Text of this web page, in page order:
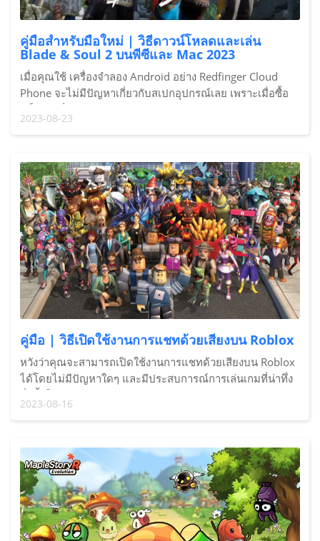
คู่มือสำหรับมือใหม่ | วิธีดาวน์โหลดและเล่น
Blade & Soul 2 บนพีซีและ Mac 2023
เมื่อคุณใช้ เครื่องจำลอง Android อย่าง Redfinger Cloud
Phone จะไม่มีปัญหาเกี่ยวกับสเปกอุปกรณ์เลย เพราะเมื่อซื้อ
แพ็คเกจที่เหมาะสมสำหรับการเล่น Blade & Soul 2 สเปก
อุปกรณ์จะไม่มีขีดจำกัดใดๆ เลย แม้แต่กับอุปกรณ์สเปกต่ำ
2023-08-23
คู่มือ | วิธีเปิดใช้งานการแชทด้วยเสียงบน Roblox
หวังว่าคุณจะสามารถเปิดใช้งานการแชทด้วยเสียงบน Roblox
ได้โดยไม่มีปัญหาใดๆ และมีประสบการณ์การเล่นเกมที่น่าทึ่ง
ยิ่งขึ้นโดยใช้ Spatial Voice บน Roblox ด้วย Redfinger Cloud
Phone ฟีเจอร์นี้ช่วยให้คุณร่วมทีมกับเพื่อนหรือเพื่อนในเกมได้
2023-08-16